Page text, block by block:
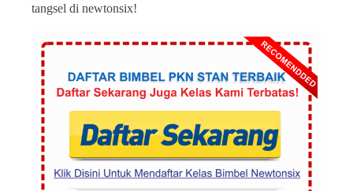
tangsel di newtonsix!